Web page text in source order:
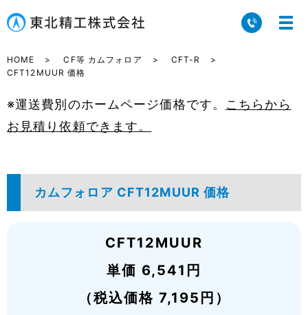
HOME CF等 カムフォロア
CFT-R
CFT12MUUR 価格
※運送費別のホームページ価格です。 こちらから
お見積り依頼できます。
カムフォロア CFT12MUUR 価格
CFT12MUUR
単価 6,541円
（税込価格 7,195円）